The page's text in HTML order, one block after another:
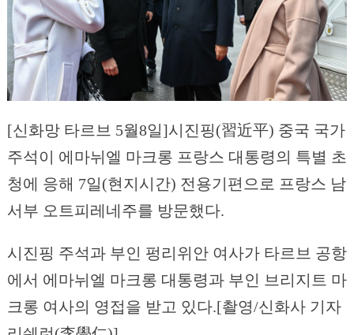
[신화망 타르브 5월8일]시진핑(習近平) 중국 국가
주석이 에마뉘엘 마크롱 프랑스 대통령의 특별 초
청에 응해 7일(현지시간) 전용기편으로 프랑스 남
서부 오트피레네주를 방문했다.
시진핑 주석과 부인 펑리위안 여사가 타르브 공항
에서 에마뉘엘 마크롱 대통령과 부인 브리지트 마
크롱 여사의 영접을 받고 있다.[촬영/신화사 기자